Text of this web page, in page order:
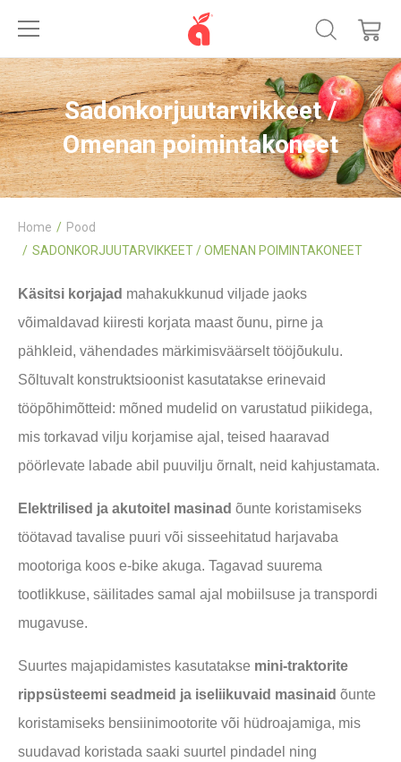
Sadonkorjuutarvikkeet /
Omenan poimintakoneet
Home
Pood
SADONKORJUUTARVIKKEET / OMENAN POIMINTAKONEET
Käsitsi korjajad mahakukkunud viljade jaoks
võimaldavad kiiresti korjata maast õunu, pirne ja
pähkleid, vähendades märkimisväärselt tööjõukulu.
Sõltuvalt konstruktsioonist kasutatakse erinevaid
tööpõhimõtteid: mõned mudelid on varustatud piikidega,
mis torkavad vilju korjamise ajal, teised haaravad
pöörlevate labade abil puuvilju õrnalt, neid kahjustamata.
Elektrilised ja akutoitel masinad õunte koristamiseks
töötavad tavalise puuri või sisseehitatud harjavaba
mootoriga koos e-bike akuga. Tagavad suurema
tootlikkuse, säilitades samal ajal mobiilsuse ja transpordi
mugavuse.
Suurtes majapidamistes kasutatakse mini-traktorite
rippsüsteemi seadmeid ja iseliikuvaid masinaid õunte
koristamiseks bensiinimootorite või hüdroajamiga, mis
suudavad koristada saaki suurtel pindadel ning